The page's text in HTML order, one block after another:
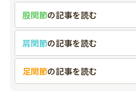
股関節の記事を読む
肩関節の記事を読む
足関節の記事を読む